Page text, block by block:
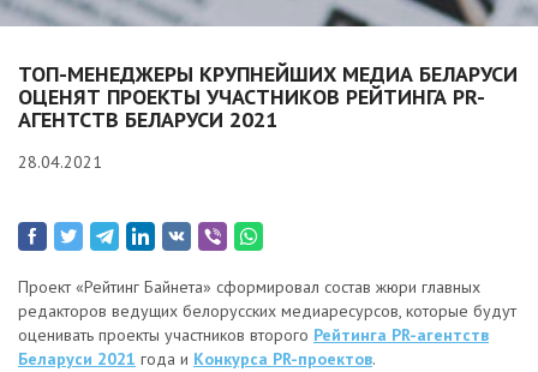
ТОП-МЕНЕДЖЕРЫ КРУПНЕЙШИХ МЕДИА БЕЛАРУСИ
ОЦЕНЯТ ПРОЕКТЫ УЧАСТНИКОВ РЕЙТИНГА PR-
АГЕНТСТВ БЕЛАРУСИ 2021
28.04.2021
Проект «Рейтинг Байнета» сформировал состав жюри главных
редакторов ведущих белорусских медиаресурсов, которые будут
оценивать проекты участников второго Рейтинга PR-агентств
Беларуси 2021 года и Конкурса PR-проектов.